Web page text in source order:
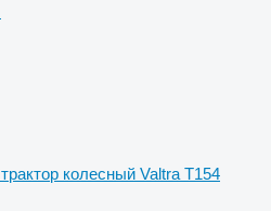
трактор колесный Valtra T154